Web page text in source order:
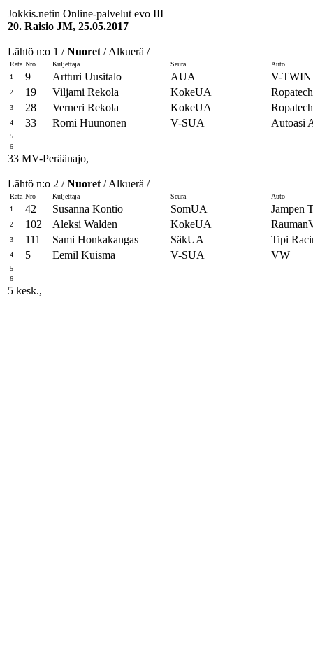
Jokkis.netin Online-palvelut evo III
20. Raisio JM, 25.05.2017
Lähtö n:o 1 /Nuoret / Alkuerä /
Rata Nro Kuljettaja Seura
Auto
1
9 Artturi Uusitalo AUA V-
2 19 Viljami Rekola KokeUA
3 28 Verneri Rekola KokeUA
4 33 Romi Huunonen V-SUA Autoasi
5
6
33 MV-Peräänajo,
Lähtö n:o 2 /Nuoret / Alkuerä /
Rata Nro Kuljettaja Seura
Auto
1
42 Susanna Kontio SomUA Jampen
2 102 Aleksi Walden KokeUA
3 111 Sami Honkakangas SäkUA Tipi
4 5 Eemil Kuisma V-SUA VW
5
6
5 kesk.,